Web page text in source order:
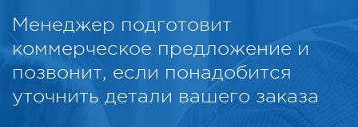
Менеджер подготовит
коммерческое предложение и
позвонит, если понадобится
уточнить детали вашего заказа